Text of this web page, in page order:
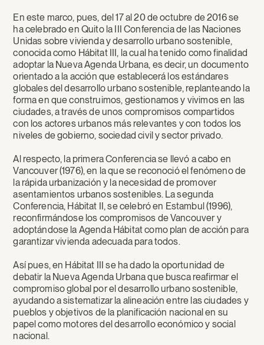
En este marco, pues, del 17 al 20 de octubre de 2016 se
ha celebrado en Quito la III Conferencia de las Naciones
Unidas sobre vivienda y desarrollo urbano sostenible,
conocida como Hábitat III, la cual ha tenido como finalidad
adoptar la Nueva Agenda Urbana, es decir, un documento
orientado a la acción que establecerá los estándares
globales del desarrollo urbano sostenible, replanteando la
forma en que construimos, gestionamos y vivimos en las
ciudades, a través de unos compromisos compartidos
con los actores urbanos más relevantes y con todos los
niveles de gobierno, sociedad civil y sector privado.
Al respecto, la primera Conferencia se llevó a cabo en
Vancouver (1976), en la que se reconoció el fenómeno de
la rápida urbanización y la necesidad de promover
asentamientos urbanos sostenibles. La segunda
Conferencia, Hábitat II, se celebró en Estambul (1996),
reconfirmándose los compromisos de Vancouver y
adoptándose la Agenda Hábitat como plan de acción para
garantizar vivienda adecuada para todos.
Así pues, en Hábitat III se ha dado la oportunidad de
debatir la Nueva Agenda Urbana que busca reafirmar el
compromiso global por el desarrollo urbano sostenible,
ayudando a sistematizar la alineación entre las ciudades y
pueblos y objetivos de la planificación nacional en su
papel como motores del desarrollo económico y social
nacional.